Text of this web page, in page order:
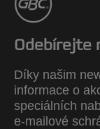
Odebírejte
Díky našim
informace o
speciálních
e-mailové